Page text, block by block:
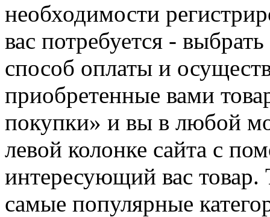
необходимости
вас потребуется -
способ оплаты и
приобретенные вами
покупки» и вы в любой
левой колонке сайта с
интересующий вас
самые популярные